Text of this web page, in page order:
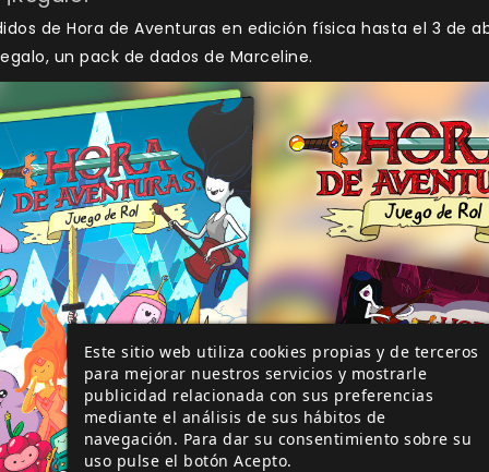
de Hora de Aventuras en edición física hasta el 3 de
un pack de dados de Marceline.
Este sitio web utiliza cookies propias y de terceros
para mejorar nuestros servicios y mostrarle
publicidad relacionada con sus preferencias
mediante el análisis de sus hábitos de
navegación. Para dar su consentimiento sobre su
uso pulse el botón Acepto.